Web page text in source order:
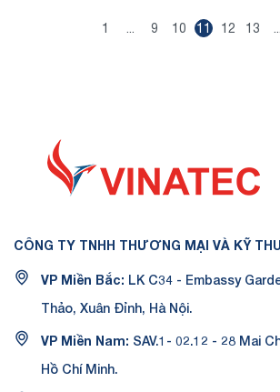
1 9 10 11 12 13
CÔNG TY TNHH THƯƠNG MẠI VÀ KỸ
VP Miền Bắc: LK C34 - Embassy
Thảo, Xuân Đỉnh, Hà Nội.
VP Miền Nam: SAV.1- 02.12 - 28 Mai
Hồ Chí Minh.